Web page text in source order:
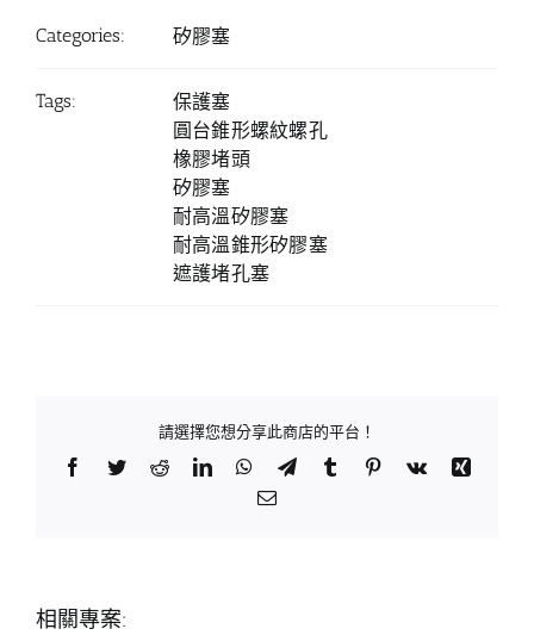
Categories: 矽膠塞
Tags:
保護塞
圓台錐形螺紋螺孔
橡膠堵頭
矽膠塞
耐高溫矽膠塞
耐高溫錐形矽膠塞
遮護堵孔塞
請選擇您想分享此商店的平台！
Facebook
TwitterRedditLinkedInWhatsApp
TelegramTumblr Pinterest
Vk
Xing
Email:
相關專案: